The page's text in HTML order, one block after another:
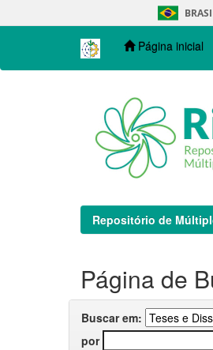
navigation
Página inicial
Repositório de
Página de
Buscar em:
por